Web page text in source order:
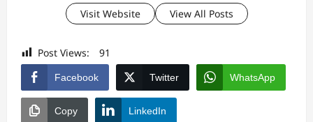
Visit Website View All Posts
Post Views: 91
Facebook Twitter WhatsApp
Copy LinkedIn